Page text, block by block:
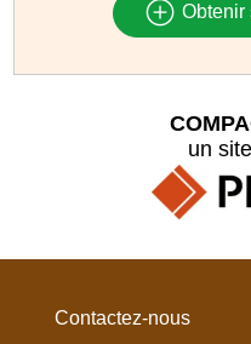
Obtenir
un
Contactez-nous